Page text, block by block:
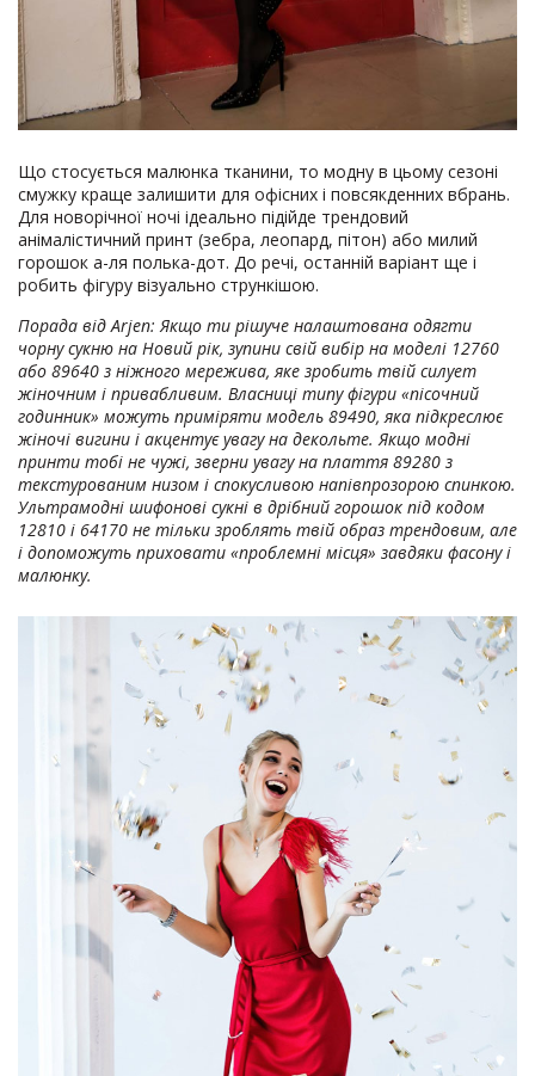
Що стосується малюнка тканини, то модну в цьому сезоні
смужку краще залишити для офісних і повсякденних вбрань.
Для новорічної ночі ідеально підійде трендовий
анімалістичний принт (зебра, леопард, пітон) або милий
горошок а-ля полька-дот. До речі, останній варіант ще і
робить фігуру візуально стрункішою.
Порада від Arjen: Якщо ти рішуче налаштована одягти
чорну сукню на Новий рік, зупини свій вибір на моделі 12760
або 89640 з ніжного мережива, яке зробить твій силует
жіночним і привабливим. Власниці типу фігури «пісочний
годинник» можуть приміряти модель 89490, яка підкреслює
жіночі вигини і акцентує увагу на декольте. Якщо модні
принти тобі не чужі, зверни увагу на плаття 89280 з
текстурованим низом і спокусливою напівпрозорою спинкою.
Ультрамодні шифонові сукні в дрібний горошок під кодом
12810 і 64170 не тільки зроблять твій образ трендовим, але
і допоможуть приховати «проблемні місця» завдяки фасону і
малюнку.